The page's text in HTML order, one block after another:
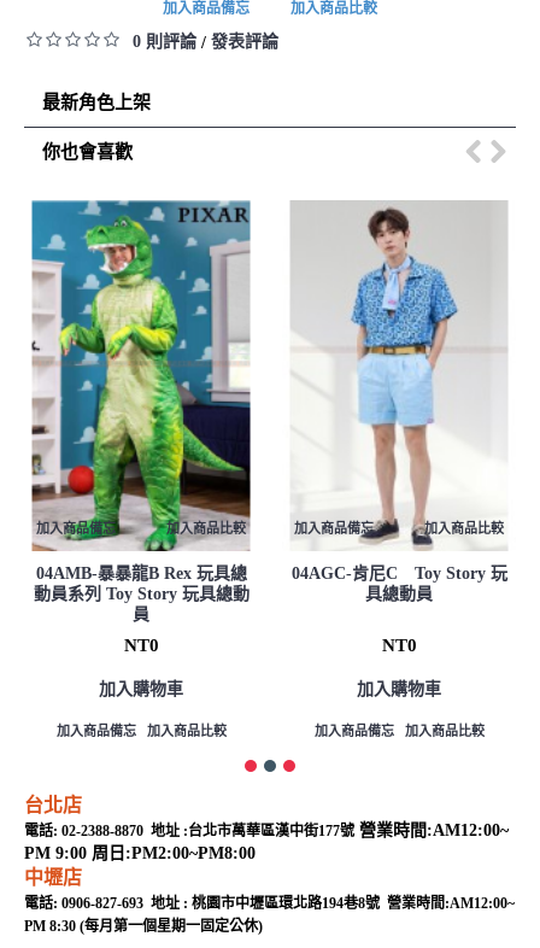
加入商品備忘 加入商品比較
0 則評論 / 發表評論
最新角色上架
你也會喜歡
加入商品備忘 加入商品比較
04AMB-暴暴龍B Rex 玩具總
動員系列 Toy Story 玩具總動
員
NT0
加入購物車
加入商品備忘 加入商品比較
加入商品備忘 加入商品比較
04AGC-肯尼C Toy Story 玩
具總動員
NT0
加入購物車
加入商品備忘 加入商品比較
台北店
電話: 02-2388-8870 地址 :台北市萬華區漢中街177號 營業時間:AM12:00~
PM 9:00 周日:PM2:00~PM8:00
中壢店
電話: 0906-827-693 地址 : 桃園市中壢區環北路194巷8號 營業時間:AM12:00~
PM 8:30 (每月第一個星期一固定公休)